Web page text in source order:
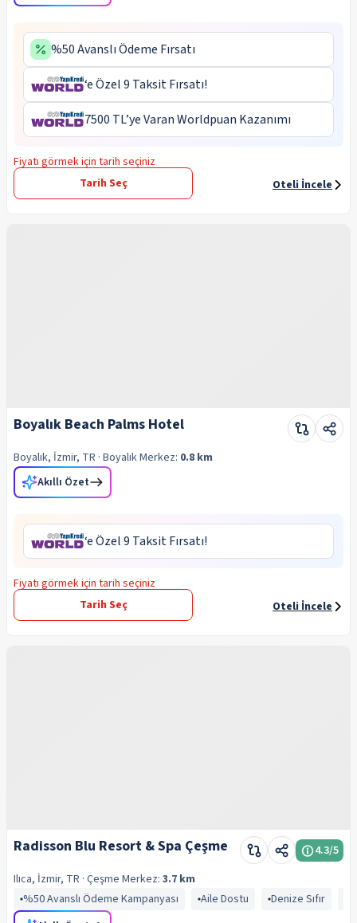
%50 Avanslı Ödeme Fırsatı
‘e Özel 9 Taksit Fırsatı!
7500 TL’ye Varan Worldpuan Kazanımı
Fiyatı görmek için tarih seçiniz
Tarih Seç
Oteli İncele
Boyalık Beach Palms Hotel
Boyalık, İzmir, TR · BoyalıkMerkez: 0.8 km
Akıllı Özet
‘e Özel 9 Taksit Fırsatı!
Fiyatı görmek için tarih seçiniz
Tarih Seç
Oteli İncele
Radisson Blu Resort & Spa Çeşme 4.3/5
Ilıca, İzmir, TR · Çeşme Merkez: 3.7 km
%50 Avanslı Ödeme Kampanyası
Aile Dostu Denize Sıfır